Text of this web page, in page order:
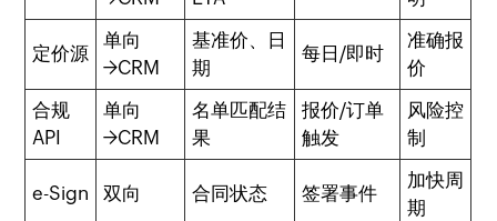
定价源
单向
→CRM
基准价、日
期
每日/即时
准确报
价
合规
API
单向
→CRM
名单匹配结
果
报价/订单
触发
风险控
制
e-Sign 双向 合同状态 签署事件
加快周
期